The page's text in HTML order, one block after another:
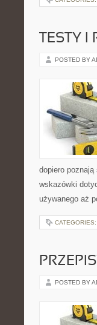
TESTY I
POSTED BY
dopiero
wskazówki
używanego aż
CATEGORIES:
POSTED BY